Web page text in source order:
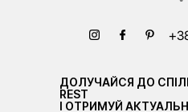
ДОЛУЧАЙСЯ ДО
REST
І ОТРИМУЙ